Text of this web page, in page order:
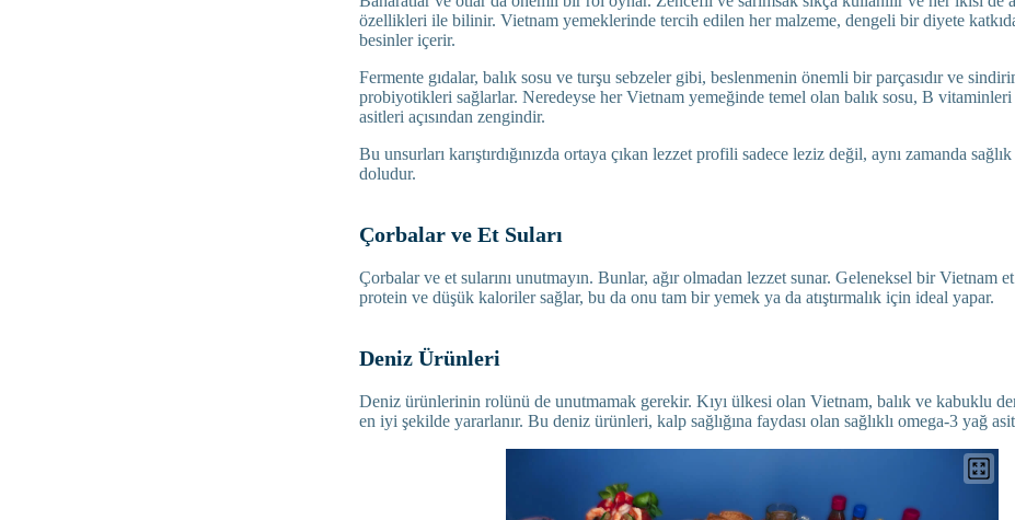
özellikleri ile bilinir. Vietnam yemeklerinde tercih edilen her malzeme, dengeli bir diyete
besinler içerir.
Fermente gıdalar, balık sosu ve turşu sebzeler gibi, beslenmenin önemli bir parçasıdır ve
probiyotikleri sağlarlar. Neredeyse her Vietnam yemeğinde temel olan balık sosu, B
asitleri açısından zengindir.
Bu unsurları karıştırdığınızda ortaya çıkan lezzet profili sadece leziz değil, aynı zamanda
doludur.
Çorbalar ve Et Suları
Çorbalar ve et sularını unutmayın. Bunlar, ağır olmadan lezzet sunar. Geleneksel bir Vietnam
protein ve düşük kaloriler sağlar, bu da onu tam bir yemek ya da atıştırmalık için ideal yapar.
Deniz Ürünleri
Deniz ürünlerinin rolünü de unutmamak gerekir. Kıyı ülkesi olan Vietnam, balık ve kabuklu
en iyi şekilde yararlanır. Bu deniz ürünleri, kalp sağlığına faydası olan sağlıklı omega-3 yağ